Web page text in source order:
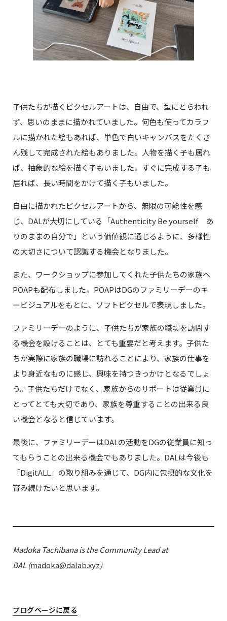
子供たちが描くピクセルアートは、自由で、型にとらわれ
ず、思いのままに描かれていました。何色も使ってカラフ
ルに描かれた絵もあれば、単色で白いキャンバスをたくさ
ん残して完成された絵もありました。人物を描く子も居れ
ば、抽象的な絵を描く子もいました。すぐに完成する子も
居れば、長い時間をかけて描く子もいました。
自由に描かれたピクセルアートから、無限の可能性を感
じ、DALが大切にしている「Authenticity Be yourself あ
りのままの自分で」という価値観に通じるように、多様性
の大切さについて認識する機会となりました。
また、ワークショップに参加してくれた子供たちの家族へ
POAPも配布しました。POAPはDGのファミリーデーのキ
ービジュアルをもとに、ソフトピクセルで表現しました。
ファミリーデーのように、子供たちが家族の職場を訪問す
る機会を設けることは、とても重要だと考えます。子供た
ちが実際に家族の職場に訪れることにより、家族の仕事を
より身近なものに感じ、興味を持つきっかけとなるでしょ
う。子供たちだけでなく、家族からのサポートは従業員に
とってとても大切であり、家族を尊重することの出来る良
い機会となると信じています。
最後に、ファミリーデーはDALの活動をDGの従業員に知っ
てもらうことの出来る機会でもありました。DALは今後も
「DigitALL」の取り組みを通じて、DG内に包摂的な文化を
育み続けたいと思います。
Madoka Tachibana is the Community Lead at
DAL (madoka@dalab.xyz)
ブログページに戻る